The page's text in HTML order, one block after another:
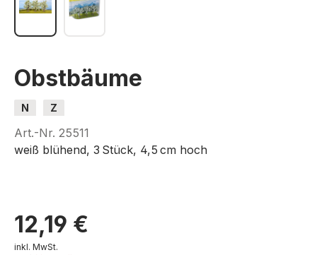
Obstbäume
N Z
Art.-Nr. 25511
weiß blühend, 3 Stück, 4,5 cm hoch
12,19 €
inkl. MwSt.